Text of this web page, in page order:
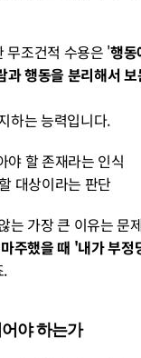
무조건적 수용은 '행동
과 행동을 분리해서
하는 능력입니다.
야 할 존재라는 인식
할 대상이라는 판단
는 가장 큰 이유는 문
주했을 때 '내가 부정
.
야 하는가